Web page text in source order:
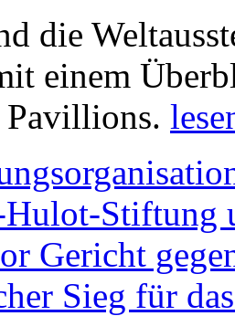
die
einem
Stiftung
Gericht
Sieg für